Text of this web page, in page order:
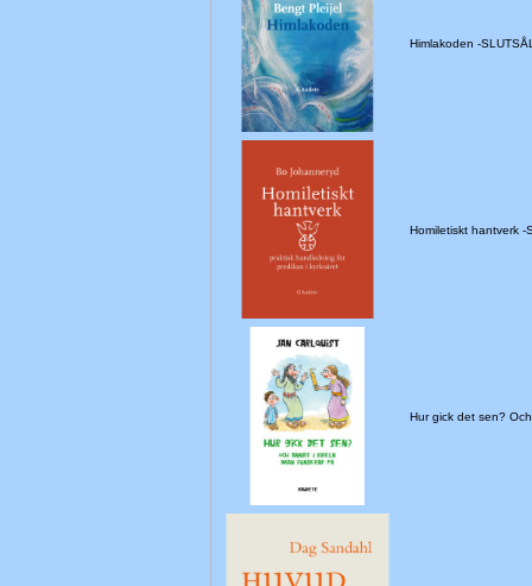
Himlakoden -
Homiletiskt hantverk -
Hur gick det sen?